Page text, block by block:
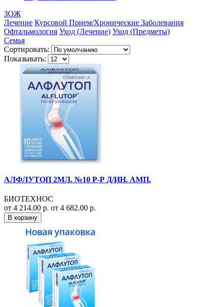
ЗОЖ
Лечение Курсовой Прием/Хронические Заболевания
Офтальмология Уход (Лечение) Уход (Предметы)
Семья
Сортировать:
Показывать:
АЛФЛУТОП 2МЛ. №10 Р-Р Д/ИН. АМП.
БИОТЕХНОС
от 4 214.00 р. от 4 682.00 р.
В корзину